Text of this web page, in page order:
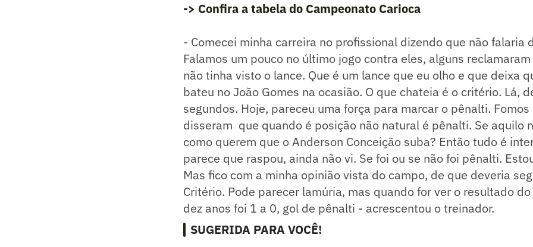
-> Confira a tabela do Campeonato Carioca
- Comecei minha carreira no profissional dizendo que não falaria
Falamos um pouco no último jogo contra eles, alguns
não tinha visto o lance. Que é um lance que eu olho e que deixa
bateu no João Gomes na ocasião. O que chateia é o critério. Lá,
segundos. Hoje, pareceu uma força para marcar o pênalti.
disseram que quando é posição não natural é pênalti. Se aquilo
como querem que o Anderson Conceição suba? Então tudo é
parece que raspou, ainda não vi. Se foi ou se não foi pênalti.
Mas fico com a minha opinião vista do campo, de que deveria
Critério. Pode parecer lamúria, mas quando for ver o resultado
dez anos foi 1 a 0, gol de pênalti - acrescentou o treinador.
SUGERIDA PARA VOCÊ!